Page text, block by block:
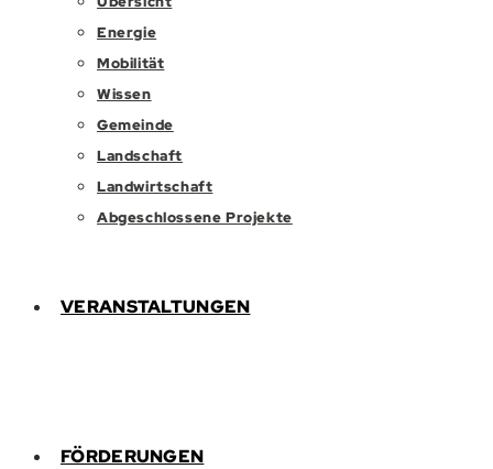
Energie
Mobilität
Wissen
Gemeinde
Landschaft
Landwirtschaft
Abgeschlossene Projekte
VERANSTALTUNGEN
FÖRDERUNGEN